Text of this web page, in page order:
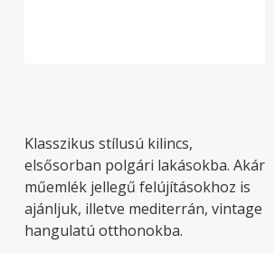
Klasszikus stílusú kilincs,
elsősorban polgári lakásokba. Akár
műemlék jellegű felújításokhoz is
ajánljuk, illetve mediterrán, vintage
hangulatú otthonokba.